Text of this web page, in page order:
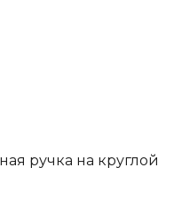
ручка на круглой